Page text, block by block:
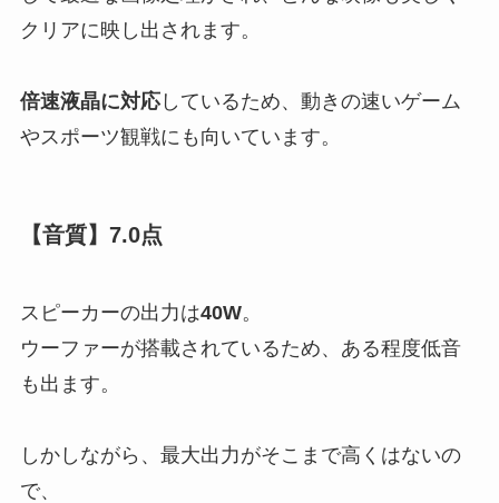
クリアに映し出されます。
倍速液晶に対応しているため、動きの速いゲーム
やスポーツ観戦にも向いています。
【音質】7.0点
スピーカーの出力は40W。
ウーファーが搭載されているため、ある程度低音
も出ます。
しかしながら、最大出力がそこまで高くはないの
で、